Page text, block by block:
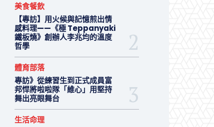
美食餐飲
【專訪】用火候與記憶煎出情
感料理——《極 Teppanyaki
鐵板燒》創辦人李兆均的溫度
哲學
體育部落
專訪》從練習生到正式成員富
邦悍將啦啦隊「維心」用堅持
舞出亮眼舞台
生活命理